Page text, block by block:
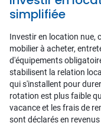
simplifiée
Investir en location nue,
mobilier à acheter,
d'équipements
stabilisent la relation
qui s'installent pour
rotation est plus faible
vacance et les frais de
sont déclarés en